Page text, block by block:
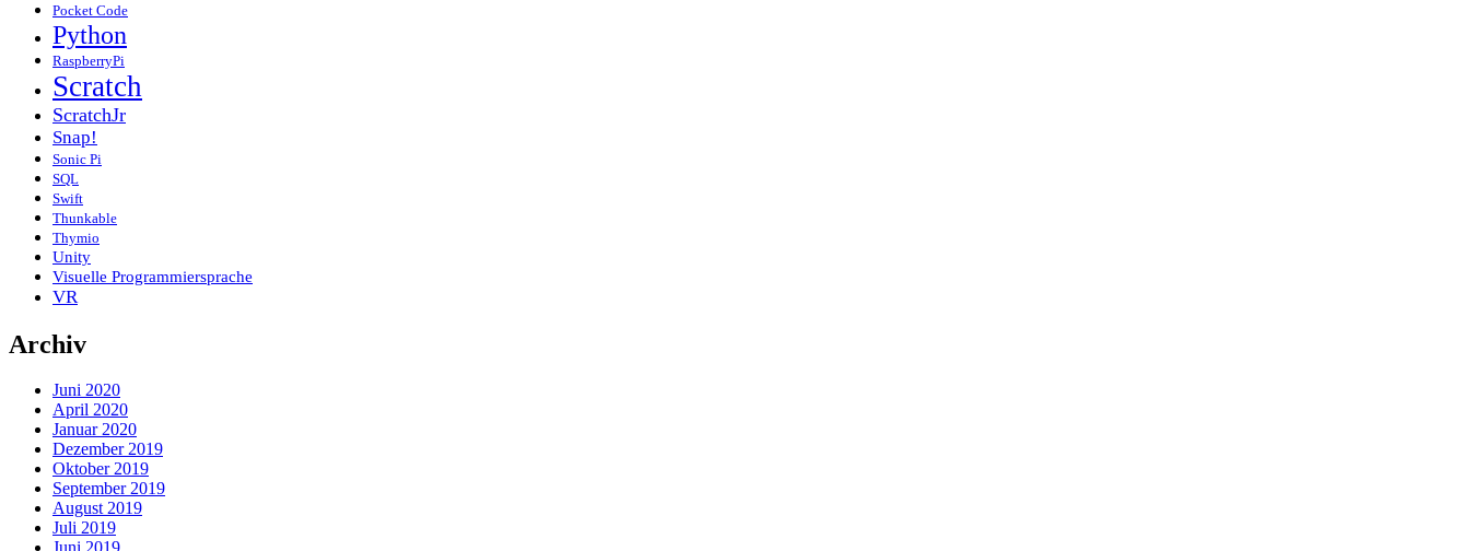
Pocket Code
Python
RaspberryPi
Scratch
ScratchJr
Snap!
Sonic Pi
SQL
Swift
Thunkable
Thymio
Unity
Visuelle Programmiersprache
VR
Archiv
Juni 2020
April 2020
Januar 2020
Dezember 2019
Oktober 2019
September 2019
August 2019
Juli 2019